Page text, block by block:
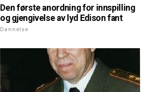
Den første anordning for innspilling
og gjengivelse av lyd Edison fant
Dannelse